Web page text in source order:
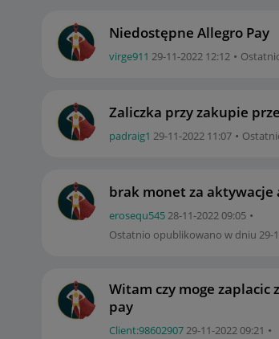
Niedostępne Allegro Pay
virge911 ‎29-11-2022 12:12
Zaliczka przy zakupie
padraig1 ‎29-11-2022 11:07
brak monet za aktywacje
erosequ545‎28-11-202209:05
Ostatnio opublikowano w dniu ‎29-
Witam czy moge zaplacic
pay
Client:98602907‎29-11-202209:21